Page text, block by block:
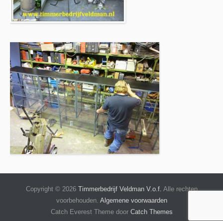
Copyright © 2026 Timmerbedrijf Veldman V.o.f. Alle rechten
voorbehouden. Algemene voorwaarden
Catch Everest Theme door Catch Themes